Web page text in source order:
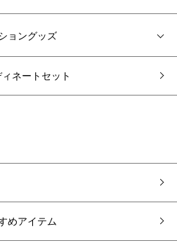
ョングッズ
ネートセット
めアイテム